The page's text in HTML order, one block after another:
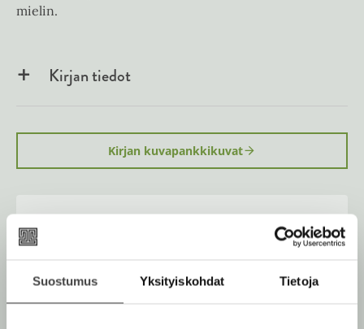
Suostumus Yksityiskohdat Tietoja
mielin.
Kirjan tiedot
Kirjan kuvapankkikuvat
Osta teos
K
u
Äänikirja
B
o